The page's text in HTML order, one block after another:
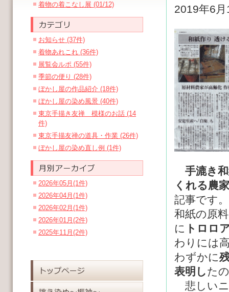
着物の着こなし展 (01/12)
お知らせ (37件)
着物あれこれ (36件)
展覧会ルポ (55件)
季節の便り (28件)
ぼかし屋の作品紹介 (18件)
ぼかし屋の染め風景 (40件)
東京手描き友禅 模様のお話 (14
件)
東京手描友禅の道具・作業 (26件)
ぼかし屋の染め直し例 (1件)
2026年05月(1件)
2026年04月(1件)
2026年02月(1件)
2026年01月(2件)
2025年11月(2件)
2019年6
手漉き
くれる農
記事です。
和紙の原
に トロロ
わりには
わずかに
表明した
悲しい